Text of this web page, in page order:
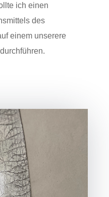
ich einen
des
einem unserere